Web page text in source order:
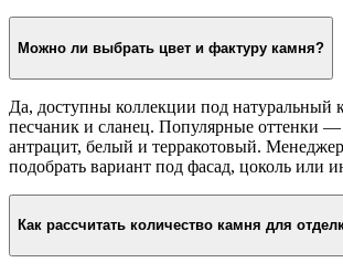
Можно ли выбрать цвет и фактуру камня?
Да, доступны коллекции под натуральный
песчаник и сланец. Популярные оттенки
антрацит, белый и терракотовый.
подобрать вариант под фасад, цоколь или
Как рассчитать количество камня для